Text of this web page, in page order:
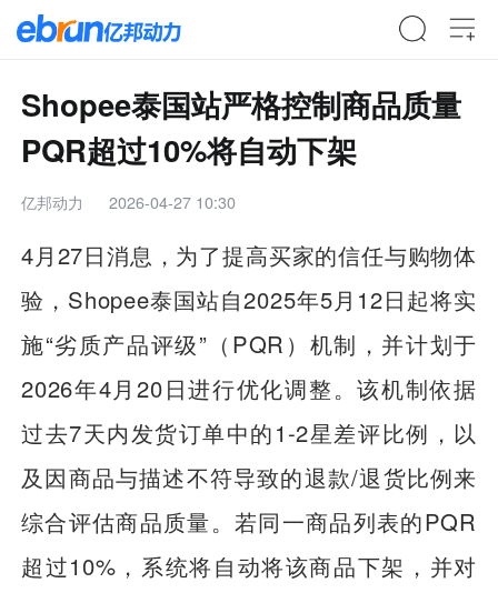
Shopee泰国站严格控制商品质量
PQR超过10%将自动下架
亿邦动力 2026-04-27 10:30
4月27日消息，为了提高买家的信任与购物体
验，Shopee泰国站自2025年5月12日起将实
施“劣质产品评级”（PQR）机制，并计划于
2026年4月20日进行优化调整。该机制依据
过去7天内发货订单中的1-2星差评比例，以
及因商品与描述不符导致的退款/退货比例来
综合评估商品质量。若同一商品列表的PQR
超过10%，系统将自动将该商品下架，并对